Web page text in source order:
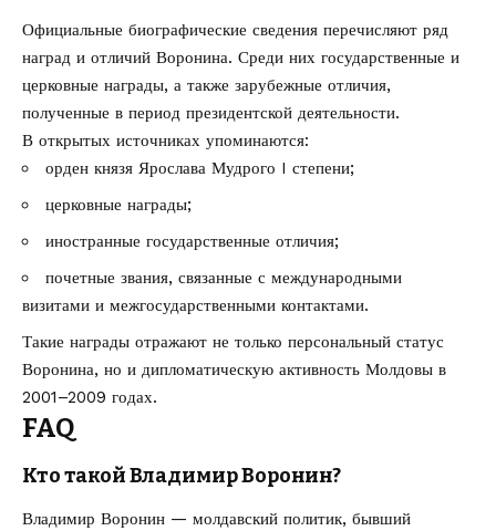
Официальные биографические сведения перечисляют ряд
наград и отличий Воронина. Среди них государственные и
церковные награды, а также зарубежные отличия,
полученные в период президентской деятельности.
В открытых источниках упоминаются:
орден князя Ярослава Мудрого I степени;
церковные награды;
иностранные государственные отличия;
почетные звания, связанные с международными
визитами и межгосударственными контактами.
Такие награды отражают не только персональный статус
Воронина, но и дипломатическую активность Молдовы в
2001–2009 годах.
FAQ
Кто такой Владимир Воронин?
Владимир Воронин — молдавский политик, бывший